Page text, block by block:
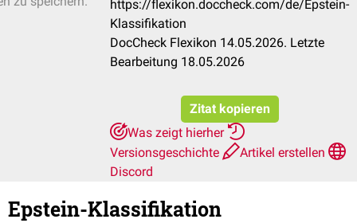
https://flexikon.doccheck.com/de/Epstein-
Klassifikation
DocCheck Flexikon 14.05.2026. Letzte
Bearbeitung 18.05.2026
Zitat kopieren
Was zeigt hierher
Versionsgeschichte
Artikel erstellen
Discord
Epstein-Klassifikation